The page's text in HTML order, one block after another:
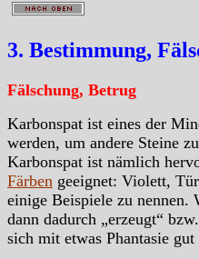
3. Bestimmung,
Fälschung, Betrug
Karbonspat ist eines der
werden, um andere Steine zu
Karbonspat ist nämlich
Färben geeignet: Violett,
einige Beispiele zu nennen.
dann dadurch „erzeugt“
sich mit etwas Phantasie